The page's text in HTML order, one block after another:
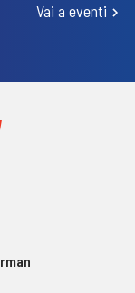
Vai a eventi